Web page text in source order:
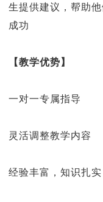
生提供建议，帮助
成功
【教学优势】
一对一专属指导
灵活调整教学内容
经验丰富，知识扎实